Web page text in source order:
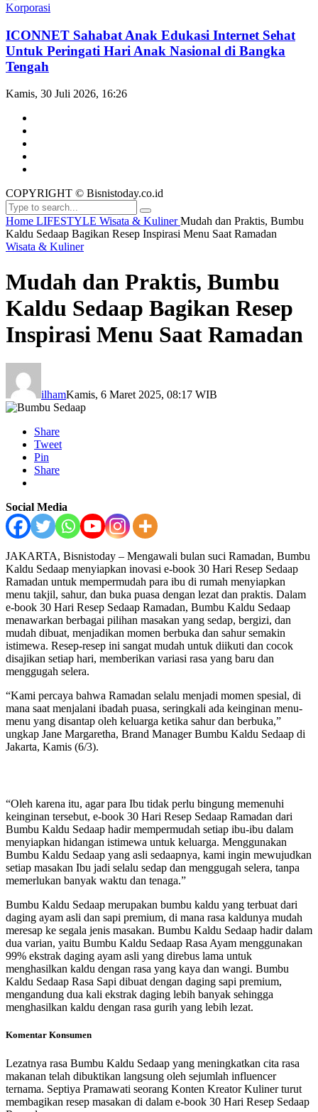
Korporasi
ICONNET Sahabat Anak Edukasi Internet Sehat
Untuk Peringati Hari Anak Nasional di Bangka
Tengah
Kamis, 30 Juli 2026, 16:26
COPYRIGHT © Bisnistoday.co.id
Home LIFESTYLE Wisata & KulinerMudah dan Praktis, Bumbu
Kaldu Sedaap Bagikan Resep Inspirasi Menu Saat Ramadan
Wisata & Kuliner
Mudah dan Praktis, Bumbu
Kaldu Sedaap Bagikan Resep
Inspirasi Menu Saat Ramadan
ilhamKamis, 6 Maret 2025, 08:17 WIB
Share
Tweet
Pin
Share
Social Media
JAKARTA, Bisnistoday – Mengawali bulan suci Ramadan, Bumbu
Kaldu Sedaap menyiapkan inovasi e-book 30 Hari Resep Sedaap
Ramadan untuk mempermudah para ibu di rumah menyiapkan
menu takjil, sahur, dan buka puasa dengan lezat dan praktis. Dalam
e-book 30 Hari Resep Sedaap Ramadan, Bumbu Kaldu Sedaap
menawarkan berbagai pilihan masakan yang sedap, bergizi, dan
mudah dibuat, menjadikan momen berbuka dan sahur semakin
istimewa. Resep-resep ini sangat mudah untuk diikuti dan cocok
disajikan setiap hari, memberikan variasi rasa yang baru dan
menggugah selera.
“Kami percaya bahwa Ramadan selalu menjadi momen spesial, di
mana saat menjalani ibadah puasa, seringkali ada keinginan menu-
menu yang disantap oleh keluarga ketika sahur dan berbuka,”
ungkap Jane Margaretha, Brand Manager Bumbu Kaldu Sedaap di
Jakarta, Kamis (6/3).
“Oleh karena itu, agar para Ibu tidak perlu bingung memenuhi
keinginan tersebut, e-book 30 Hari Resep Sedaap Ramadan dari
Bumbu Kaldu Sedaap hadir mempermudah setiap ibu-ibu dalam
menyiapkan hidangan istimewa untuk keluarga. Menggunakan
Bumbu Kaldu Sedaap yang asli sedaapnya, kami ingin mewujudkan
setiap masakan Ibu jadi selalu sedap dan menggugah selera, tanpa
memerlukan banyak waktu dan tenaga.”
Bumbu Kaldu Sedaap merupakan bumbu kaldu yang terbuat dari
daging ayam asli dan sapi premium, di mana rasa kaldunya mudah
meresap ke segala jenis masakan. Bumbu Kaldu Sedaap hadir dalam
dua varian, yaitu Bumbu Kaldu Sedaap Rasa Ayam menggunakan
99% ekstrak daging ayam asli yang direbus lama untuk
menghasilkan kaldu dengan rasa yang kaya dan wangi. Bumbu
Kaldu Sedaap Rasa Sapi dibuat dengan daging sapi premium,
mengandung dua kali ekstrak daging lebih banyak sehingga
menghasilkan kaldu dengan rasa gurih yang lebih lezat.
Komentar Konsumen
Lezatnya rasa Bumbu Kaldu Sedaap yang meningkatkan cita rasa
makanan telah dibuktikan langsung oleh sejumlah influencer
ternama. Septiya Pramawati seorang Konten Kreator Kuliner turut
membagikan resep masakan di dalam e-book 30 Hari Resep Sedaap